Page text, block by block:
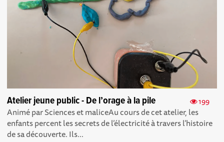
199
Atelier jeune public - De l’orage à la pile
Animé par Sciences et maliceAu cours de cet atelier, les
enfants percent les secrets de l’électricité à travers l’histoire
de sa découverte. Ils...